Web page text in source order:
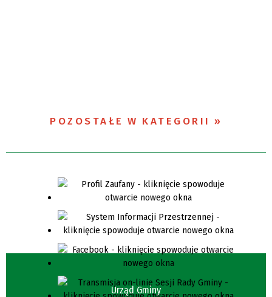
POZOSTAŁE W KATEGORII
Urząd Gminy